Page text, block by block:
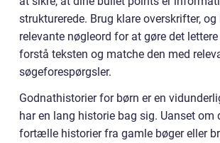
strukturerede. Brug klare overskrifter,
relevante nøgleord for at gøre det
forstå teksten og matche den med
søgeforespørgsler.
Godnathistorier for børn er en
har en lang historie bag sig. Uanset
fortælle historier fra gamle bøger eller